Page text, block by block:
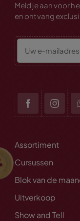
Meld je aan voor
en ontvang
Assortiment
Cursussen
Blok van de
Uitverkoop
Show and Tell